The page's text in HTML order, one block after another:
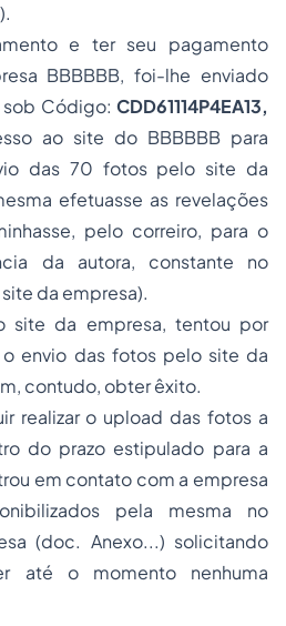
e ter seu pagamento
BBBBBB, foi-lhe enviado
Código: CDD61114P4EA13,
ao site do BBBBBB para
das 70 fotos pelo site da
efetuasse as revelações
pelo correiro, para o
da autora, constante no
da empresa).
site da empresa, tentou por
o envio das fotos pelo site da
contudo, obter êxito.
realizar o upload das fotos a
do prazo estipulado para a
em contato com a empresa
pela mesma no
(doc. Anexo...) solicitando
até o momento nenhuma